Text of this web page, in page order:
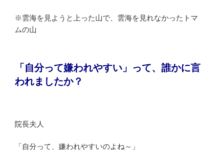
※雲海を見ようと上った山で、雲海を見れなかったトマ
ムの山
「自分って嫌われやすい」って、誰かに言
われましたか？
院長夫人
「自分って、嫌われやすいのよね～」